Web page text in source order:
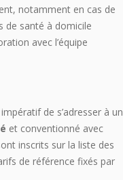
notamment en cas de
de santé à domicile
avec l’équipe
de s’adresser à un
et conventionné avec
inscrits sur la liste des
de référence fixés par